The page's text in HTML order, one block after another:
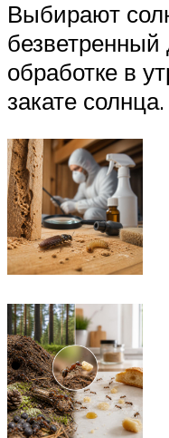
Выбирают
безветренный
обработке в
закате солнца.